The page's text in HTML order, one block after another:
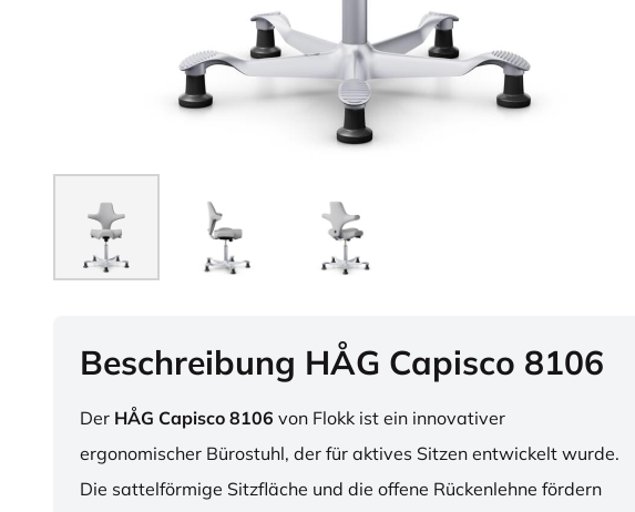
Beschreibung HÅG Capisco 8106
Der HÅG Capisco 8106 von Flokk ist ein innovativer
ergonomischer Bürostuhl, der für aktives Sitzen entwickelt wurde.
Die sattelförmige Sitzfläche und die offene Rückenlehne fördern